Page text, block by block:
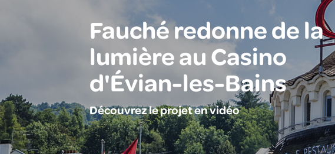
Fauché redonne de la
lumière au Casino
d'Évian-les-Bains
Découvrez le projet en vidéo